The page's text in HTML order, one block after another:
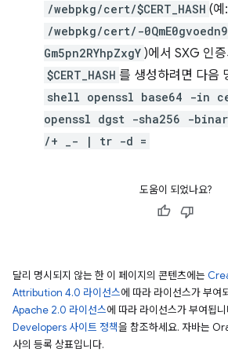
/webpkg/cert/$CERT_HASH (예:
/webpkg/cert/-
Gm5pn2RYhpZxgY )에서 SXG 인
$CERT_HASH 를 생성하려면 다음
shell openssl base64 -in
openssl dgst -sha256 -
/+ _- | tr -d =
도움이 되었나요?
달리 명시되지 않는 한 이 페이지의 콘텐츠에는
Attribution 4.0 라이선스에 따라 라이선스가 부여
Apache 2.0 라이선스에 따라 라이선스가 부여됩
Developers 사이트 정책을 참조하세요. 자바는
사의 등록 상표입니다.